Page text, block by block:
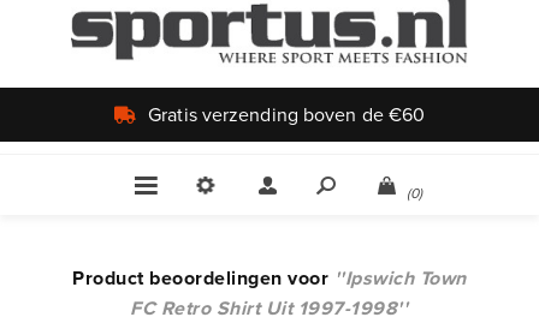
de €60
(0)
Product beoordelingen voor Ipswich Town
FC Retro Shirt Uit 1997-1998